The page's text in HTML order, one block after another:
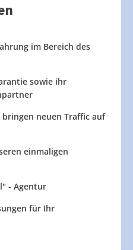
im Bereich des
sowie ihr
bringen neuen Traffic auf
einmaligen
- Agentur
für Ihr